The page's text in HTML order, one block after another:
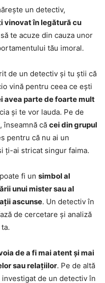
un detectiv,
vinovat în legătură cu
te acuze din cauza unor
tău imoral.
de un detectiv și tu știi că
vină pentru ceea ce ești
avea parte de foarte mult
și te vor lauda. Pe de
înseamnă că cei din grupul
pentru că nu ai un
ți-ai stricat singur faima.
fi un simbol al
unui mister sau al
ascunse. Un detectiv în
de cercetare și analiză
de a fi mai atent și mai
sau relațiilor. Pe de altă
de un detectiv în